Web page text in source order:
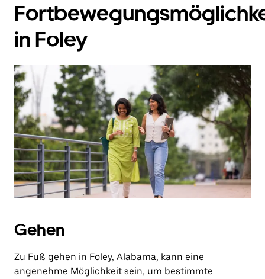
in Foley
Gehen
Zu Fuß gehen in Foley, Alabama, kann eine
angenehme Möglichkeit sein, um bestimmte